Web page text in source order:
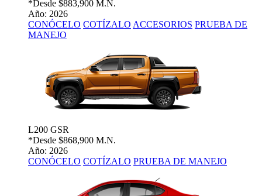
*Desde $883,900 M.N.
Año: 2026
CONÓCELO COTÍZALO ACCESORIOS PRUEBA DE
MANEJO
L200 GSR
*Desde $868,900 M.N.
Año: 2026
CONÓCELO COTÍZALO PRUEBA DE MANEJO